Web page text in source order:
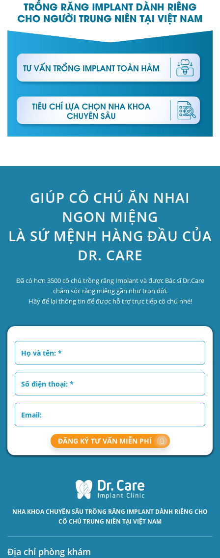
GIÚP CÔ CHÚ ĂN NHAI
NGON MIỆNG
LÀ SỨ MỆNH HÀNG ĐẦU CỦA
DR. CARE
Đã có hơn 3500 cô chú trồng răng Implant và được Bác sĩ Dr.Care
chăm sóc răng miệng gần như trọn đời.
Hãy để lại thông tin để được hỗ trợ trực tiếp cô chú nhé!
ĐĂNG KÝ TƯ VẤN MIỄN PHÍ
NHA KHOA CHUYÊN SÂU TRỒNG RĂNG IMPLANT DÀNH RIÊNG CHO
CÔ CHÚ TRUNG NIÊN TẠI VIỆT NAM
Địa chỉ phòng khám